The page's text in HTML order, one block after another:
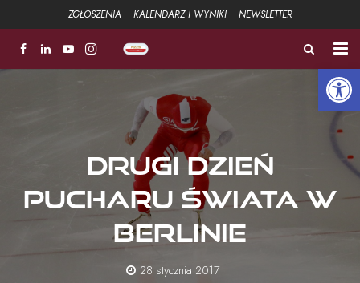
ZGŁOSZENIA KALENDARZ I WYNIKI NEWSLETTER
Strefa sportowa +
DRUGI DZIEŃ
PUCHARU ŚWIATA W
BERLINIE
28 stycznia 2017